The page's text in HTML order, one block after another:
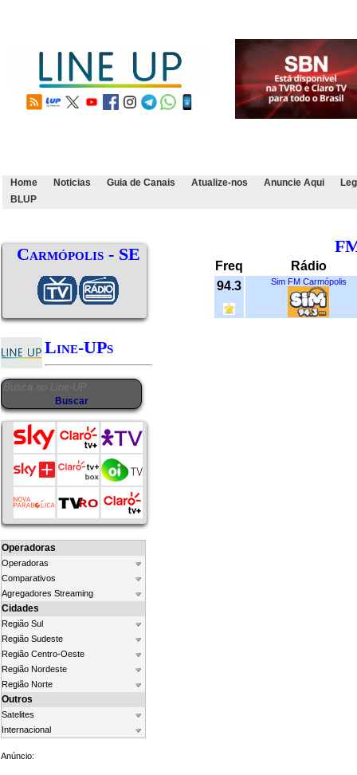
Home Noticias Guia de Canais Atualize-nos Anuncie Aqui
BLUP
Carmópolis - SE
Line-UPs
Operadoras
Operadoras
Comparativos
Agregadores Streaming
Cidades
Região Sul
Região Sudeste
Região Centro-Oeste
Região Nordeste
Região Norte
Outros
Satelites
Internacional
Anúncio:
Freq
Rádio
94.3
Sim FM Carmópolis